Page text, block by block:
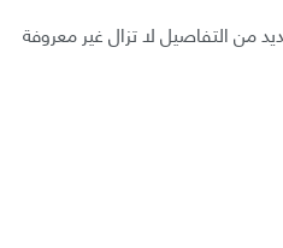
من التفاصيل لا تزال غير معروفة